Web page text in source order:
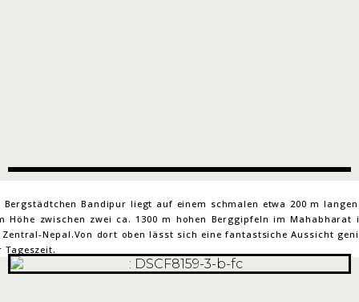
Bergstädtchen Bandipur liegt auf einem schmalen etwa 200 m
Höhe zwischen zwei ca. 1300 m hohen Berggipfeln im Mahabharat
Nepal.Von dort oben lässt sich eine fantastsiche Aussicht
Tageszeit.